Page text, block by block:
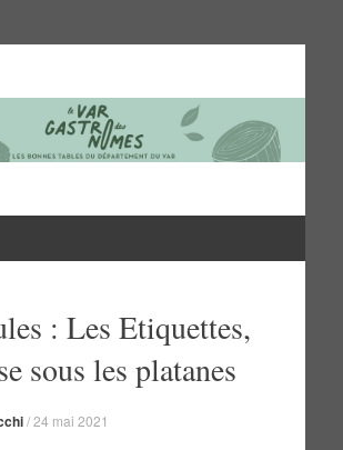
des gastronomes
tables du département du Var
: Les Etiquettes,
sous les platanes
/24 mai 2021